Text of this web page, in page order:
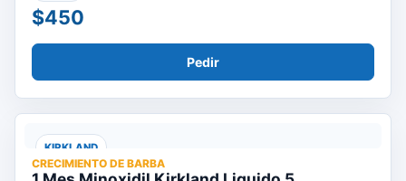
$450
Pedir
KIRKLAND
CRECIMIENTO DE BARBA